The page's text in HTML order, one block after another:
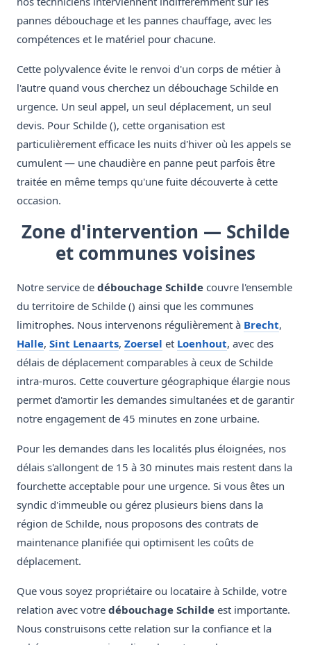
pannes débouchage et les pannes chauffage, avec les
compétences et le matériel pour chacune.
Cette polyvalence évite le renvoi d'un corps de métier à
l'autre quand vous cherchez un débouchage Schilde en
urgence. Un seul appel, un seul déplacement, un seul
devis. Pour Schilde (), cette organisation est
particulièrement efficace les nuits d'hiver où les appels se
cumulent — une chaudière en panne peut parfois être
traitée en même temps qu'une fuite découverte à cette
occasion.
Zone d'intervention — Schilde
et communes voisines
Notre service de débouchage Schilde couvre l'ensemble
du territoire de Schilde () ainsi que les communes
limitrophes. Nous intervenons régulièrement à Brecht,
Halle, Sint Lenaarts, Zoersel et Loenhout, avec des
délais de déplacement comparables à ceux de Schilde
intra-muros. Cette couverture géographique élargie nous
permet d'amortir les demandes simultanées et de garantir
notre engagement de 45 minutes en zone urbaine.
Pour les demandes dans les localités plus éloignées, nos
délais s'allongent de 15 à 30 minutes mais restent dans la
fourchette acceptable pour une urgence. Si vous êtes un
syndic d'immeuble ou gérez plusieurs biens dans la
région de Schilde, nous proposons des contrats de
maintenance planifiée qui optimisent les coûts de
déplacement.
Que vous soyez propriétaire ou locataire à Schilde, votre
relation avec votre débouchage Schilde est importante.
Nous construisons cette relation sur la confiance et la